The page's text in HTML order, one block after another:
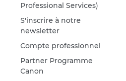
Professional Services)
S'inscrire à notre
newsletter
Compte professionnel
Partner Programme
Canon